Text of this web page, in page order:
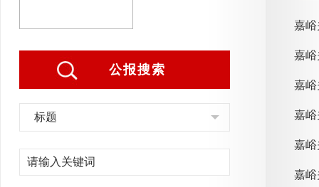
公报搜索
标题
嘉
嘉
嘉
嘉
嘉峪
嘉峪